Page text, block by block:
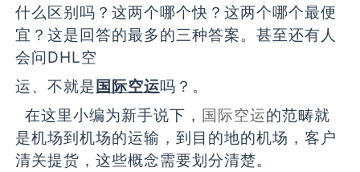
什么区别吗？这两个哪个快？这两个哪个最便
宜？这是回答的最多的三种答案。甚至还有人
会问DHL空
运、不就是国际空运吗？。
在这里小编为新手说下， 国际空运的范畴就
是机场到机场的运输，到目的地的机场，客户
清关提货，这些概念需要划分清楚。